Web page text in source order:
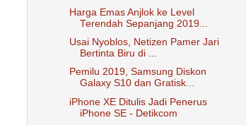
Harga Emas Anjlok ke Level
Terendah Sepanjang 2019...
Usai Nyoblos, Netizen Pamer Jari
Bertinta Biru di ...
Pemilu 2019, Samsung Diskon
Galaxy S10 dan Gratisk...
iPhone XE Ditulis Jadi Penerus
iPhone SE - Detikcom